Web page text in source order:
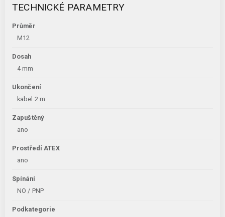
TECHNICKÉ PARAMETRY
Průměr
M12
Dosah
4 mm
Ukončení
kabel 2 m
Zapuštěný
ano
Prostředí ATEX
ano
Spínání
NO / PNP
Podkategorie